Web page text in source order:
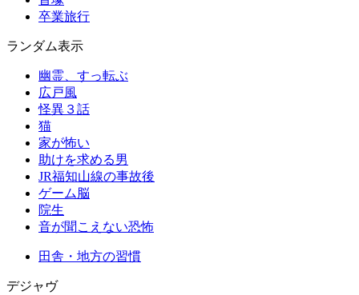
卒業旅行
ランダム表示
幽霊、すっ転ぶ
広戸風
怪異３話
猫
家が怖い
助けを求める男
JR福知山線の事故後
ゲーム脳
院生
音が聞こえない恐怖
田舎・地方の習慣
デジャヴ